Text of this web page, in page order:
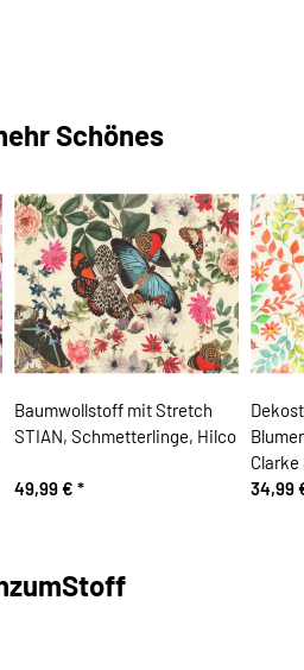
Schönes
Baumwollstoff mit Stretch
STIAN, Schmetterlinge, Hilco
49,99 € *
Clarke
34,99